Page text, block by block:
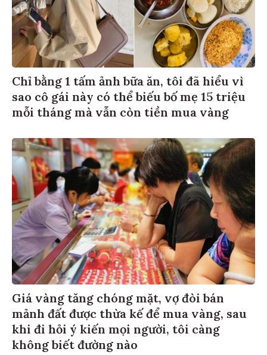
Chỉ bằng 1 tấm ảnh bữa ăn, tôi đã hiểu vì
sao cô gái này có thể biếu bố mẹ 15 triệu
mỗi tháng mà vẫn còn tiền mua vàng
Giá vàng tăng chóng mặt, vợ đòi bán
mảnh đất được thừa kế để mua vàng, sau
khi đi hỏi ý kiến mọi người, tôi càng
không biết đường nào